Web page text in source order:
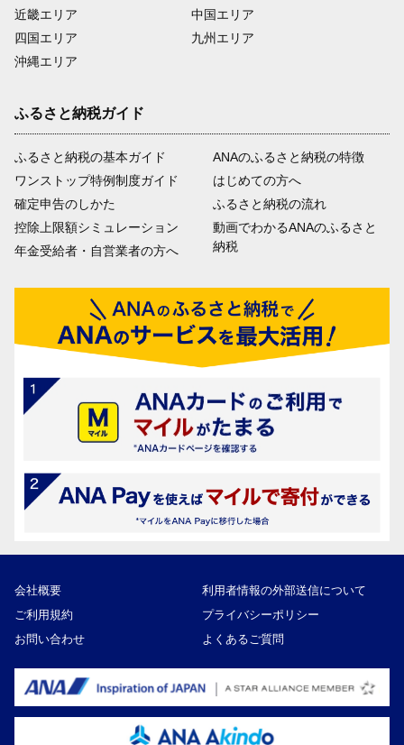
近畿エリア
四国エリア
沖縄エリア
中国エリア
九州エリア
ふるさと納税ガイド
ふるさと納税の基本ガイド
ワンストップ特例制度ガイド
確定申告のしかた
控除上限額シミュレーション
年金受給者・自営業者の方へ
ANAのふるさと納税の特徴
はじめての方へ
ふるさと納税の流れ
動画でわかるANAのふるさと
納税
会社概要
利用者情報の外部送信について
ご利用規約
プライバシーポリシー
お問い合わせ
よくあるご質問